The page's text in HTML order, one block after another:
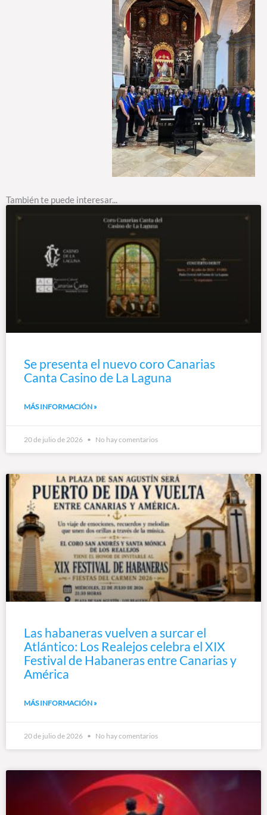
También te puede interesar...
Se presenta el nuevo coro Canarias
Canta Casino de La Laguna
MÁS INFORMACIÓN »
20 de julio de 2026 No hay comentarios
Las habaneras vuelven a surcar el
Atlántico: Los Realejos celebra el XIX
Festival de Habaneras entre Canarias y
América
MÁS INFORMACIÓN »
20 de julio de 2026 No hay comentarios